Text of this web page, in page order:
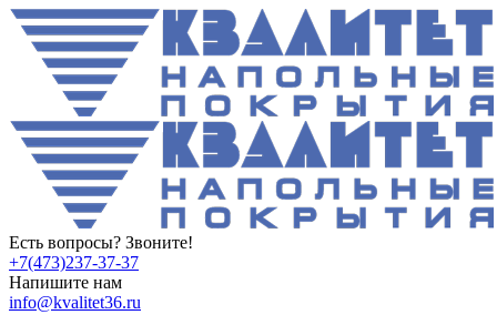
Есть вопросы? Звоните!
+7(473)237-37-37
Напишите нам
info@kvalitet36.ru